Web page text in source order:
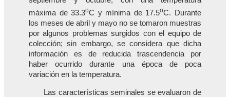
máxima de 33.3oC y mínima de 17.5oC. Durante
los meses de abril y mayo no se tomaron muestras
por algunos problemas surgidos con el equipo de
colección; sin embargo, se considera que dicha
información es de reducida trascendencia por
haber ocurrido durante una época de poca
variación en la temperatura.
Las características seminales se evaluaron de